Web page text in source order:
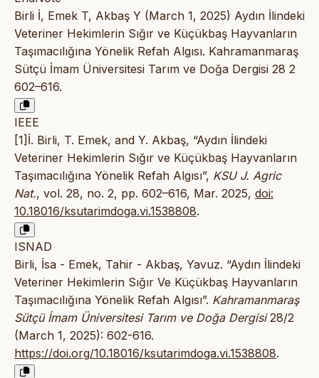
Birli İ, Emek T, Akbaş Y (March 1, 2025) Aydın İlindeki
Veteriner Hekimlerin Sığır ve Küçükbaş Hayvanların
Taşımacılığına Yönelik Refah Algısı. Kahramanmaraş
Sütçü İmam Üniversitesi Tarım ve Doğa Dergisi 28 2
602–616.
IEEE
[1]İ. Birli, T. Emek, and Y. Akbaş, “Aydın İlindeki
Veteriner Hekimlerin Sığır ve Küçükbaş Hayvanların
Taşımacılığına Yönelik Refah Algısı”, KSU J. Agric
Nat., vol. 28, no. 2, pp. 602–616, Mar. 2025, doi:
10.18016/ksutarimdoga.vi.1538808.
ISNAD
Birli, İsa - Emek, Tahir - Akbaş, Yavuz. “Aydın İlindeki
Veteriner Hekimlerin Sığır Ve Küçükbaş Hayvanların
Taşımacılığına Yönelik Refah Algısı”. Kahramanmaraş
Sütçü İmam Üniversitesi Tarım ve Doğa Dergisi28/2
(March 1, 2025): 602-616.
https://doi.org/10.18016/ksutarimdoga.vi.1538808.